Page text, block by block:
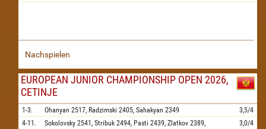
Nachspielen
EUROPEAN JUNIOR CHAMPIONSHIP OPEN 2026,
CETINJE
1-3. Ohanyan 2517, Radzimski 2405, Sahakyan 2349
3,5/4
4-11.
Sokolovsky 2541, Stribuk 2494, Pasti 2439, Zlatkov 2389,
3,0/4